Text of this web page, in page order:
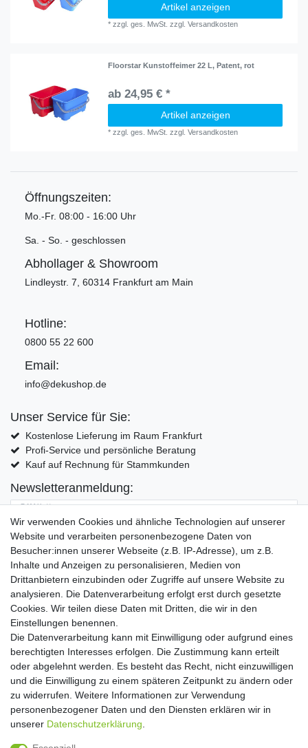
Artikel anzeigen
*zzgl. ges. MwSt. zzgl.Versandkosten
Floorstar Kunstoffeimer 22 L, Patent, rot
ab 24,95 € *
Artikel anzeigen
*zzgl. ges. MwSt. zzgl.Versandkosten
Öffnungszeiten:
Mo.-Fr. 08:00 - 16:00 Uhr
Sa. - So. - geschlossen
Abhollager & Showroom
Lindleystr. 7, 60314 Frankfurt am Main
Hotline:
0800 55 22 600
Email:
info@dekushop.de
Unser Service für Sie:
Kostenlose Lieferung im Raum Frankfurt
Profi-Service und persönliche Beratung
Kauf auf Rechnung für Stammkunden
Newsletteranmeldung:
E-MAIL **
Hiermit bestätige ich, dass ich die Daten­schutz­erklärung
Einwilligung kann ich jederzeit widerrufen.**
Abonnieren
** Hierbei handelt es sich um ein Pflichtfeld.
Widerrufs­recht Widerrufs­formular Impressum
Daten­schutz­erklärung AGB Kontakt
Wir verwenden Cookies und ähnliche Technologien auf unserer
Website und verarbeiten personenbezogene Daten von
Besucher:innen unserer Webseite (z.B. IP-Adresse), um z.B.
Inhalte und Anzeigen zu personalisieren, Medien von
Drittanbietern einzubinden oder Zugriffe auf unsere Website zu
analysieren. Die Datenverarbeitung erfolgt erst durch gesetzte
Cookies. Wir teilen diese Daten mit Dritten, die wir in den
Einstellungen benennen.
Die Datenverarbeitung kann mit Einwilligung oder aufgrund eines
berechtigten Interesses erfolgen. Die Zustimmung kann erteilt
oder abgelehnt werden. Es besteht das Recht, nicht einzuwilligen
und die Einwilligung zu einem späteren Zeitpunkt zu ändern oder
zu widerrufen. Weitere Informationen zur Verwendung
personenbezogener Daten und den Diensten erklären wir in
unserer Daten­schutz­erklärung
Copyright 2016 | Dekushop.de | Alle Rechte vorbehalten. |